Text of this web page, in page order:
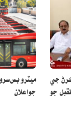
ڪرڻ جي
جو
جو اعلان